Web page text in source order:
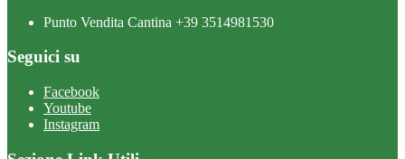
Punto Vendita Cantina +39 3514981530
Seguici su
Facebook
Youtube
Instagram